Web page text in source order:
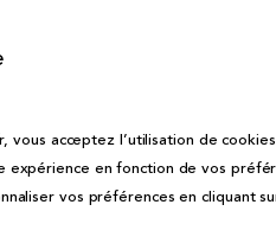
vous acceptez l’utilisation de
en fonction de vos
vos préférences en cliquant